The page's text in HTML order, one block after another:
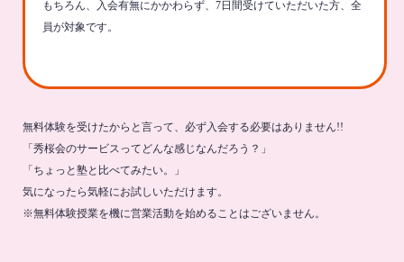
もちろん、入会有無にかかわらず、7日間受けていただいた方、全
員が対象です。
無料体験を受けたからと言って、必ず入会する必要はありません!!
「秀桜会のサービスってどんな感じなんだろう？」
「ちょっと塾と比べてみたい。」
気になったら気軽にお試しいただけます。
※無料体験授業を機に営業活動を始めることはございません。